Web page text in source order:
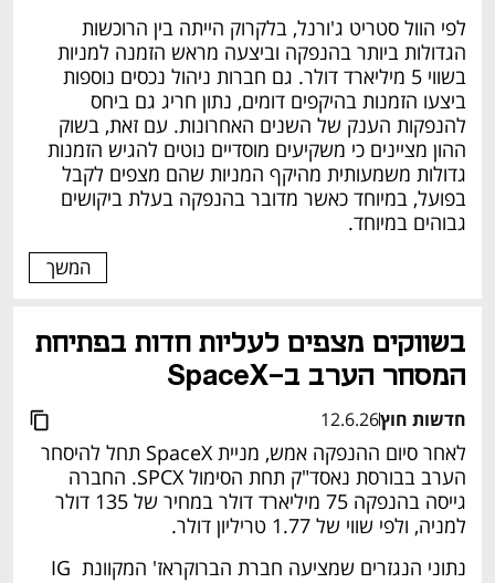
לפי הוול סטריט ג'ורנל, בלקרוק הייתה בין הרוכשות
הגדולות ביותר בהנפקה וביצעה מראש הזמנה למניות
בשווי 5 מיליארד דולר. גם חברות ניהול נכסים נוספות
ביצעו הזמנות בהיקפים דומים, נתון חריג גם ביחס
ההון מציינים כי משקיעים מוסדיים נוטים להגיש הזמנות
גדולות משמעותית מהיקף המניות שהם מצפים לקבל
גבוהים במיוחד.
המשך
בשווקים מצפים לעליות חדות בפתיחת
המסחר הערב ב-SpaceX
חדשות חוץ12.6.26
לאחר סיום ההנפקה אמש, מניית SpaceX תחל להיסחר
גייסה בהנפקה 75 מיליארד דולר במחיר של 135 דולר
למניה, ולפי שווי של 1.77 טריליון דולר.
נתוני הנגזרים שמציעה חברת הברוקראז' המקוונת IG